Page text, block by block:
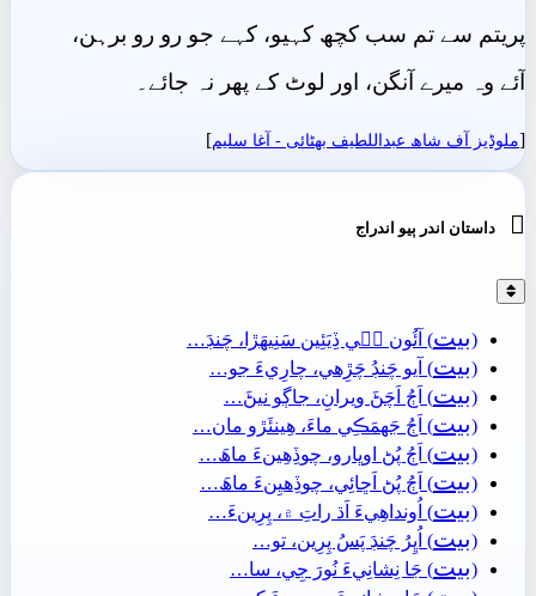
پریتم سے تم سب کچھ کہیو، کہے جو رو رو برہن،
آئے وہ میرے آنگن، اور لوٹ کے پھر نہ جائے۔
[ملوڈیز آف شاھ عبداللطیف بھٹائی - آغا سليم]
 داستان اندر ٻيو اندراج
(بيت) آئُون جٖي ڏِيَئِين سَنِيھَڙا، چَنڊَ…
(بيت) آيو چَنڊُ چَڙِهي، چارِيءَ جو…
(بيت) اَڄُ اَچَڻَ ويرانِ، جاڳو نيڻَ…
(بيت) اَڄُ جَهمَڪِي ماءَ، ھِينئَڙو مان…
(بيت) اَڄُ پُڻ اوڀارو، چوڏِھِينءَ ماھَ…
(بيت) اَڄُ پُڻ اَڇائِي، چوڏِھيِنءَ ماھَ…
(بيت) اُونداھِيءَ اَڌ راتِ ۾، پِرِينءَ…
(بيت) اُڀِرُ چَنڊَ پَسُ پِرِين، تو…
(بيت) جَا نِشانِيءَ نُورَ جِي، سا…